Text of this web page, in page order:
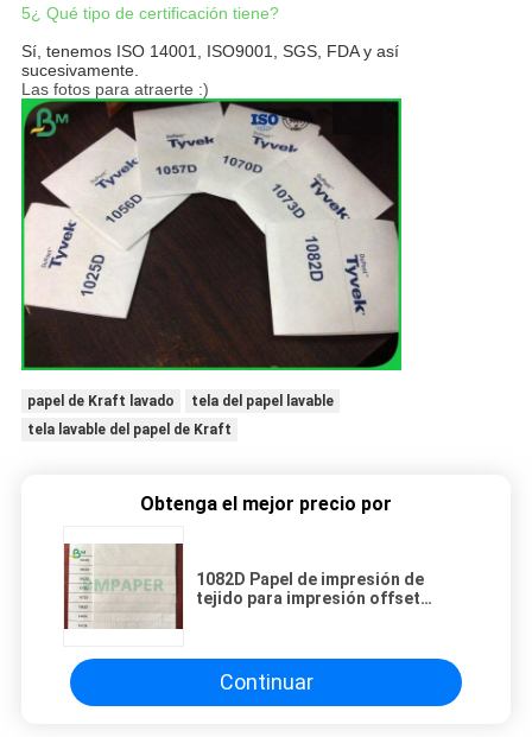
5¿ Qué tipo de certificación tiene?
Sí, tenemos ISO 14001, ISO9001, SGS, FDA y así
sucesivamente.
Las fotos para atraerte :)
papel de Kraft lavado
tela del papel lavable
tela lavable del papel de Kraft
Obtenga el mejor precio por
1082D Papel de impresión de
tejido para impresión offset
Continuar